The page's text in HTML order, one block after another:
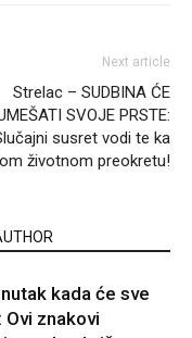
Next article
Strelac – SUDBINA ĆE
SVOJE PRSTE:
susret vodi te ka
životnom preokretu!
kada će sve
znakovi